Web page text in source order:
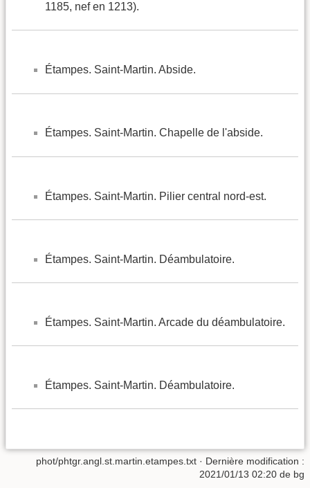
1185, nef en 1213).
Étampes. Saint-Martin. Abside.
Étampes. Saint-Martin. Chapelle de l'abside.
Étampes. Saint-Martin. Pilier central nord-est.
Étampes. Saint-Martin. Déambulatoire.
Étampes. Saint-Martin. Arcade du déambulatoire.
Étampes. Saint-Martin. Déambulatoire.
phot/phtgr.angl.st.martin.etampes.txt · Dernière modification :
2021/01/13 02:20 de bg